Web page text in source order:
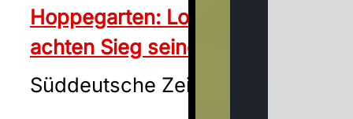
Hoppegarten: Lordano hofft auf
achten Sieg seiner Laufbahn
Süddeutsche Zeitung 16.05.2024